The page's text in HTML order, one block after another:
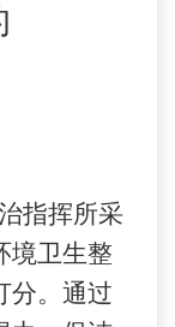
指挥所采
境卫生整
分。通过